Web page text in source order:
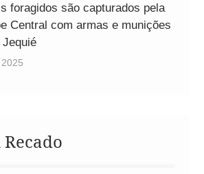
foragidos são capturados pela
Central com armas e munições
Jequié